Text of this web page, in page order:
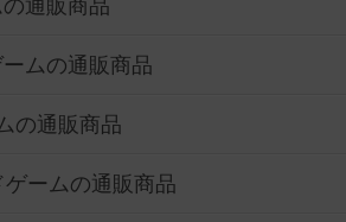
通販商品
ムの通販商品
の通販商品
ームの通販商品